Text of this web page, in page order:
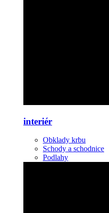
interiér
Obklady krbu
Schody a schodnice
Podlahy